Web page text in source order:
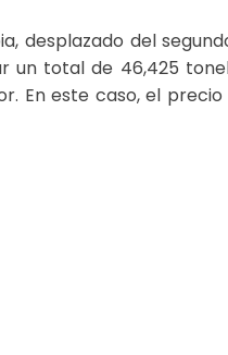
desplazado del
total de 46,425
En este caso, el